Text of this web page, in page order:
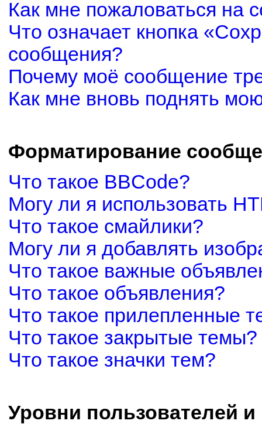
Как мне пожаловаться на
Что означает кнопка
сообщения?
Почему моё сообщение
Как мне вновь поднять
Форматирование
Что такое BBCode?
Могу ли я использовать
Что такое смайлики?
Могу ли я добавлять
Что такое важные
Что такое объявления?
Что такое прилепленные
Что такое закрытые темы?
Что такое значки тем?
Уровни пользователей